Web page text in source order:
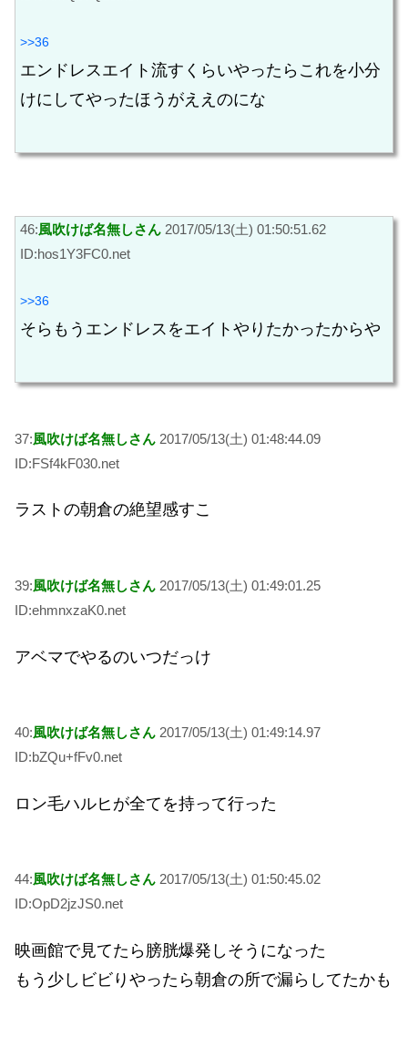
>>36
エンドレスエイト流すくらいやったらこれを小分
けにしてやったほうがええのにな
46:風吹けば名無しさん 2017/05/13(土) 01:50:51.62
ID:hos1Y3FC0.net
>>36
そらもうエンドレスをエイトやりたかったからや
37:風吹けば名無しさん 2017/05/13(土) 01:48:44.09
ID:FSf4kF030.net
ラストの朝倉の絶望感すこ
39:風吹けば名無しさん 2017/05/13(土) 01:49:01.25
ID:ehmnxzaK0.net
アベマでやるのいつだっけ
40:風吹けば名無しさん 2017/05/13(土) 01:49:14.97
ID:bZQu+fFv0.net
ロン毛ハルヒが全てを持って行った
44:風吹けば名無しさん 2017/05/13(土) 01:50:45.02
ID:OpD2jzJS0.net
映画館で見てたら膀胱爆発しそうになった
もう少しビビりやったら朝倉の所で漏らしてたかも